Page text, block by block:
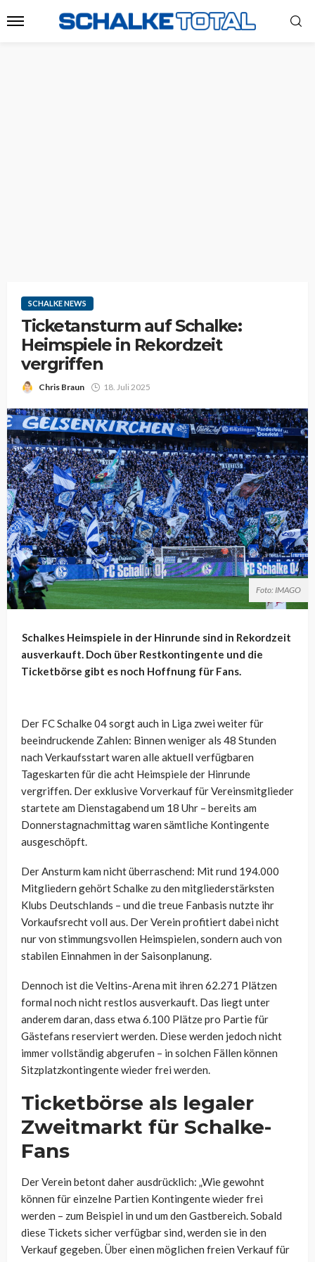
SCHALKE NEWS
Ticketansturm auf Schalke:
Heimspiele in Rekordzeit
vergriffen
Chris Braun 18. Juli 2025
Foto: IMAGO
Schalkes Heimspiele in der Hinrunde sind in Rekordzeit
ausverkauft. Doch über Restkontingente und die
Ticketbörse gibt es noch Hoffnung für Fans.
Der FC Schalke 04 sorgt auch in Liga zwei weiter für
beeindruckende Zahlen: Binnen weniger als 48 Stunden
nach Verkaufsstart waren alle aktuell verfügbaren
Tageskarten für die acht Heimspiele der Hinrunde
vergriffen. Der exklusive Vorverkauf für Vereinsmitglieder
startete am Dienstagabend um 18 Uhr – bereits am
Donnerstagnachmittag waren sämtliche Kontingente
ausgeschöpft.
Der Ansturm kam nicht überraschend: Mit rund 194.000
Mitgliedern gehört Schalke zu den mitgliederstärksten
Klubs Deutschlands – und die treue Fanbasis nutzte ihr
Vorkaufsrecht voll aus. Der Verein profitiert dabei nicht
nur von stimmungsvollen Heimspielen, sondern auch von
stabilen Einnahmen in der Saisonplanung.
Dennoch ist die Veltins-Arena mit ihren 62.271 Plätzen
formal noch nicht restlos ausverkauft. Das liegt unter
anderem daran, dass etwa 6.100 Plätze pro Partie für
Gästefans reserviert werden. Diese werden jedoch nicht
immer vollständig abgerufen – in solchen Fällen können
Sitzplatzkontingente wieder frei werden.
Ticketbörse als legaler
Zweitmarkt für Schalke-
Fans
Der Verein betont daher ausdrücklich: „Wie gewohnt
können für einzelne Partien Kontingente wieder frei
werden – zum Beispiel in und um den Gastbereich. Sobald
diese Tickets sicher verfügbar sind, werden sie in den
Verkauf gegeben. Über einen möglichen freien Verkauf für